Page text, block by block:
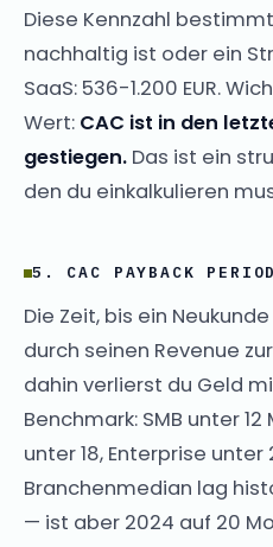
Diese Kennzahl
nachhaltig ist oder ein
SaaS: 536-1.200 EUR.
Wert: CAC ist in den
gestiegen. Das ist ein
den du einkalkulieren
5. CAC PAYBACK PERIOD
Die Zeit, bis ein
durch seinen Revenue
dahin verlierst du Geld
Benchmark: SMB unter
unter 18, Enterprise unter
Branchenmedian lag
— ist aber 2024 auf 20